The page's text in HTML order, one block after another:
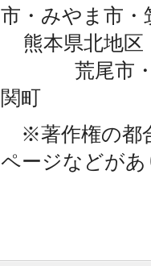
市・みやま市・
熊本県北地区
荒尾市・玉
関町
※著作権の都
ページなどが